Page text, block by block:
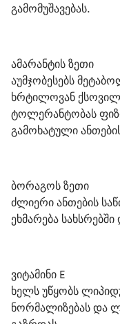
გამომუშავებას.
ამარანტის ზეთი
აუმჯობესებს
ხრტილოვან
ტოლერანტობას
გამოხატული
ბორაგოს ზეთი
ძლიერი ანთების
ეხმარება
ვიტამინი Е
ხელს უწყობს
ნორმალიზებას და